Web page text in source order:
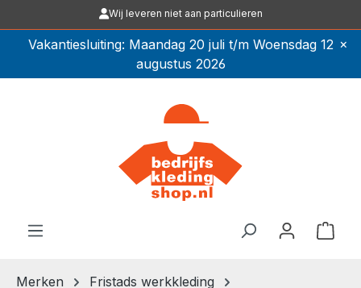
Ga naar de hoofdinhoudWij leveren niet aan particulieren
Vakantiesluiting: Maandag 20 juli t/m Woensdag 12
augustus 2026
×
Merken
Fristads werkkleding